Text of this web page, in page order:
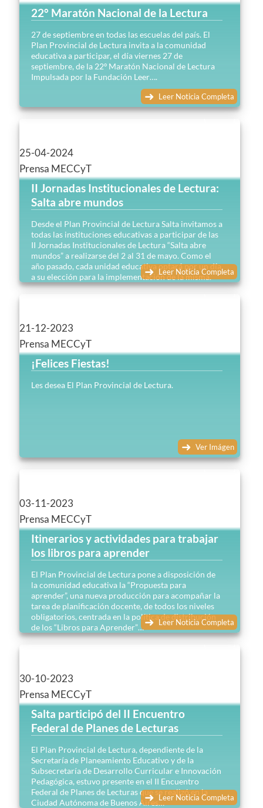
22° Maratón Nacional de la Lectura
27 de septiembre en todas las escuelas del país. El
Plan Provincial de Lectura invita a la comunidad
educativa a participar, el día viernes 27 de
septiembre, de la 22º Maratón Nacional de Lectura
Impulsada por la Fundación Leer….
Leer Noticia Completa
25-04-2024
Prensa MECCyT
II Jornadas Institucionales de Lectura:
Salta abre mundos
Desde el Plan Provincial de Lectura Salta invitamos a
todas las instituciones educativas a participar de las
II Jornadas Institucionales de Lectura “Salta abre
mundos” a realizarse del 2 al 31 de mayo. Como el
año pasado, cada unidad educativa optará por un día
a su elección para la implementación de la misma.
Leer Noticia Completa
21-12-2023
Prensa MECCyT
¡Felices Fiestas!
Les desea El Plan Provincial de Lectura.
Ver Imágen
03-11-2023
Prensa MECCyT
Itinerarios y actividades para trabajar
los libros para aprender
El Plan Provincial de Lectura pone a disposición de
la comunidad educativa la “Propuesta para
aprender”, una nueva producción para acompañar la
tarea de planificación docente, de todos los niveles
obligatorios, centrada en la política de distribución
de los “Libros para Aprender”…
Leer Noticia Completa
30-10-2023
Prensa MECCyT
Salta participó del II Encuentro
Federal de Planes de Lecturas
El Plan Provincial de Lectura, dependiente de la
Secretaría de Planeamiento Educativo y de la
Subsecretaría de Desarrollo Curricular e Innovación
Pedagógica, estuvo presente en el II Encuentro
Federal de Planes de Lecturas que se realizó en la
Ciudad Autónoma de Buenos Aires…Leer Noticia Completa